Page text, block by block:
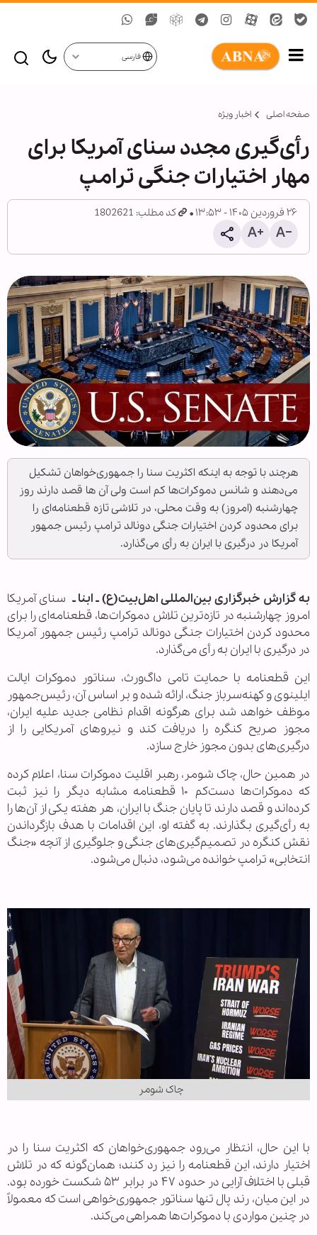
فارسی
صفحه اصلی اخبار ویژه
رأی‌گیری مجدد سنای آمریکا برای
مهار اختیارات جنگی ترامپ
۲۶ فروردین ۱۴۰۵ - ۱۳:۵۳ کد مطلب: 1802621
هرچند با توجه به اینکه اکثریت سنا را جمهوری‌خواهان تشکیل
می‌دهند و شانس دموکرات‌ها کم است ولی آن ها قصد دارند روز
چهارشنبه (امروز) به وقت محلی، در تلاشی تازه قطعنامه‌ای را
برای محدود کردن اختیارات جنگی دونالد ترامپ رئیس جمهور
آمریکا در درگیری با ایران به رأی می‌گذارد.
به گزارش خبرگزاری بین‌المللی اهل‌بیت(ع) ـ ابنا ـ سنای آمریکا
امروز چهارشنبه در تازه‌ترین تلاش دموکرات‌ها، قطعنامه‌ای را برای
محدود کردن اختیارات جنگی دونالد ترامپ رئیس جمهور آمریکا
در درگیری با ایران به رأی می‌گذارد.
این قطعنامه با حمایت تامی داگ‌ورث، سناتور دموکرات ایالت
ایلینوی و کهنه‌سرباز جنگ، ارائه شده و بر اساس آن، رئیس‌جمهور
موظف خواهد شد برای هرگونه اقدام نظامی جدید علیه ایران،
مجوز صریح کنگره را دریافت کند و نیروهای آمریکایی را از
درگیری‌های بدون مجوز خارج سازد.
در همین حال، چاک شومر، رهبر اقلیت دموکرات سنا، اعلام کرده
که دموکرات‌ها دست‌کم ۱۰ قطعنامه مشابه دیگر را نیز ثبت
کرده‌اند و قصد دارند تا پایان جنگ با ایران، هر هفته یکی از آن‌ها را
به رأی‌گیری بگذارند. به گفته او، این اقدامات با هدف بازگرداندن
نقش کنگره در تصمیم‌گیری‌های جنگی و جلوگیری از آنچه «جنگ
انتخابی» ترامپ خوانده می‌شود، دنبال می‌شود.
چاک شومر
با این حال، انتظار می‌رود جمهوری‌خواهان که اکثریت سنا را در
اختیار دارند، این قطعنامه را نیز رد کنند؛ همان‌گونه که در تلاش
قبلی با اختلاف آرایی در حدود ۴۷ در برابر ۵۳ شکست خورده بود.
در این میان، رند پال تنها سناتور جمهوری‌خواهی است که معمولاً
در چنین مواردی با دموکرات‌ها همراهی می‌کند.